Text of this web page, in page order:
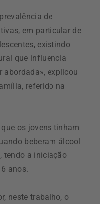
de
em particular de
existindo
que influencia
abordada», explicou
referido na
os jovens tinham
beberam álcool
tendo a iniciação
anos.
neste trabalho, o